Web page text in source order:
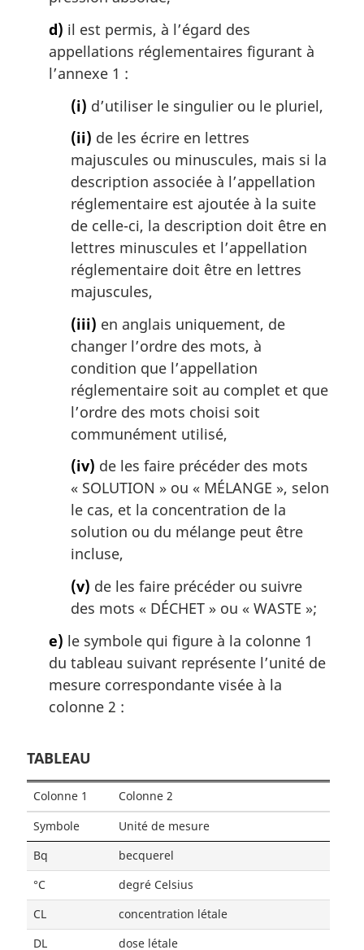
d) il est permis, à l’égard des
appellations réglementaires figurant à
l’annexe 1 :
(i) d’utiliser le singulier ou le pluriel,
(ii) de les écrire en lettres
majuscules ou minuscules, mais si la
description associée à l’appellation
réglementaire est ajoutée à la suite
de celle-ci, la description doit être en
lettres minuscules et l’appellation
réglementaire doit être en lettres
majuscules,
(iii) en anglais uniquement, de
changer l’ordre des mots, à
condition que l’appellation
réglementaire soit au complet et que
l’ordre des mots choisi soit
communément utilisé,
(iv) de les faire précéder des mots
« SOLUTION » ou « MÉLANGE », selon
le cas, et la concentration de la
solution ou du mélange peut être
incluse,
(v) de les faire précéder ou suivre
des mots « DÉCHET » ou « WASTE »;
e) le symbole qui figure à la colonne 1
du tableau suivant représente l’unité de
mesure correspondante visée à la
colonne 2 :
TABLEAU
Colonne 1 Colonne 2
Symbole
Unité de mesure
Bq
becquerel
°C
degré Celsius
CL
concentration létale
DL
dose létale